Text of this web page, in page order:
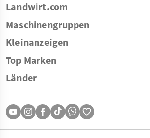
Landwirt.com
Maschinengruppen
Kleinanzeigen
Top Marken
Länder